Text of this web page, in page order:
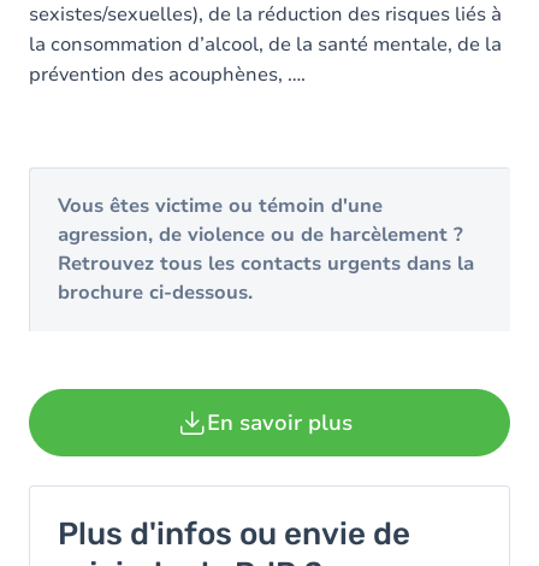
sexistes/sexuelles), de la réduction des risques liés à
la consommation d’alcool, de la santé mentale, de la
prévention des acouphènes, ….
Vous êtes victime ou témoin d'une
agression, de violence ou de harcèlement ?
Retrouvez tous les contacts urgents dans la
brochure ci-dessous.
En savoir plus
Plus d'infos ou envie de